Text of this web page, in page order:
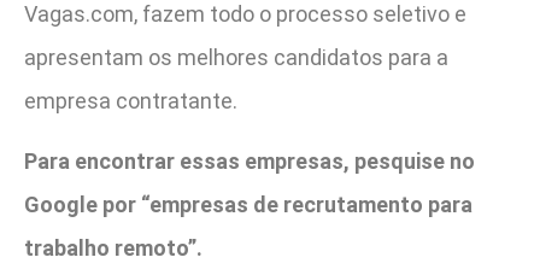
Vagas.com, fazem todo o processo seletivo e
apresentam os melhores candidatos para a
empresa contratante.
Para encontrar essas empresas, pesquise no
Google por “empresas de recrutamento para
trabalho remoto”.